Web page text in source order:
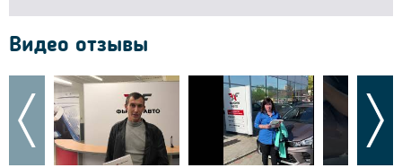
Видео отзывы